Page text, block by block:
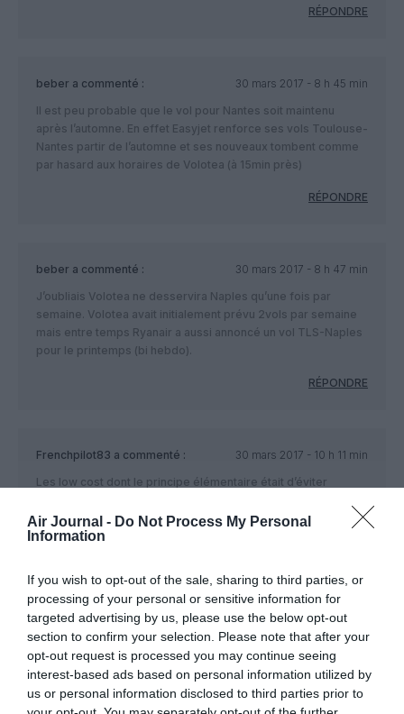
Air Journal - Do Not Process My Personal
Information
If you wish to opt-out of the sale, sharing to third parties, or
processing of your personal or sensitive information for
targeted advertising by us, please use the below opt-out
section to confirm your selection. Please note that after your
opt-out request is processed you may continue seeing
interest-based ads based on personal information utilized by
us or personal information disclosed to third parties prior to
RÉPONDRE
beber a commenté :
30 mars 2017 - 8 h 45 min
Il est peu probable que le vol pour Nantes soit maintenu
après l’automne. En effet Easyjet renforce ses vols Toulouse-
Nantes partir de l’automne et ses nouveaux tombent comme
par hasard aux horaires de Volotea (à 15min près)
RÉPONDRE
beber a commenté :
30 mars 2017 - 8 h 47 min
J’oubliais Volotea ne desservira Naples qu’une fois par
semaine. Volotea avait initialement prévu 2vols par semaine
mais entre temps Ryanair a aussi annoncé un vol TLS-Naples
pour le printemps (bi hebdo).
RÉPONDRE
Frenchpilot83 a commenté :
30 mars 2017 - 10 h 11 min
Les low cost dont le principe élémentaire était d’éviter
commencent à se marcher sur les pieds. Le marché arrive
petit à petit à saturation.
Erik de Nicea commenté :
30 mars 2017 - 11 h 07 min
Les Low Cost n’ont JAMAIS évité la concurence frontale mais
bien au contraire, l’ont toujours recherché pour leur plus
grand bonheur..